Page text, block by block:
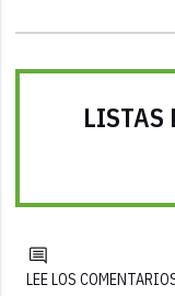
LISTAS
LEE LOS